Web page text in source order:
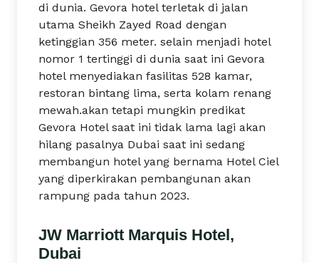
di dunia. Gevora hotel terletak di jalan
utama Sheikh Zayed Road dengan
ketinggian 356 meter. selain menjadi hotel
nomor 1 tertinggi di dunia saat ini Gevora
hotel menyediakan fasilitas 528 kamar,
restoran bintang lima, serta kolam renang
mewah.akan tetapi mungkin predikat
Gevora Hotel saat ini tidak lama lagi akan
hilang pasalnya Dubai saat ini sedang
membangun hotel yang bernama Hotel Ciel
yang diperkirakan pembangunan akan
rampung pada tahun 2023.
JW Marriott Marquis Hotel,
Dubai